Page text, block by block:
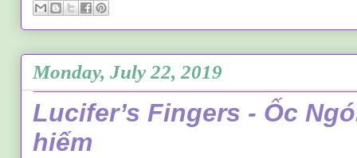
Monday, July 22, 2019
Lucifer’s Fingers - Ốc
hiếm